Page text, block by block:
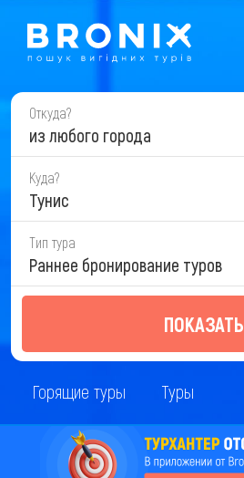
Откуда?
из любого города
Куда?
Тунис
Тип тура
Раннее бронирование туров
ПОКАЗАТЬ
Горящие туры Туры